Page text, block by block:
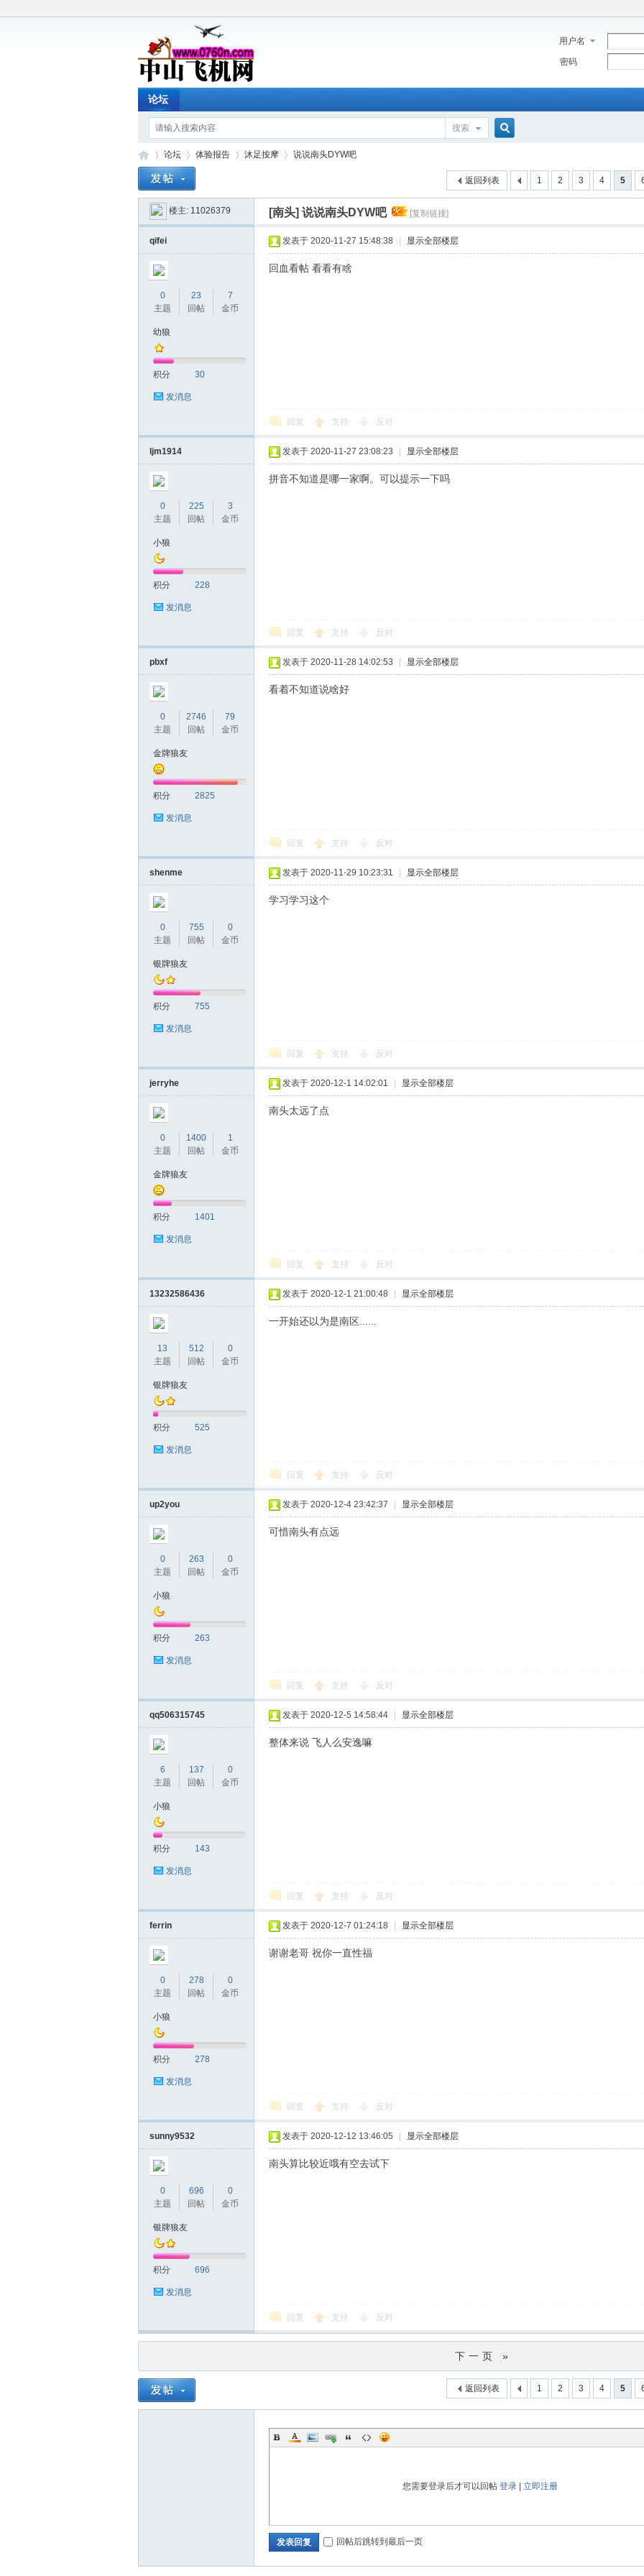
用户名
密码
论坛
搜索
机
»
论坛
›
体验报告 沐足按摩
›
说说南头DYW吧
1 2 3 4 5
返回列表
楼主: 11026379 [南头] 说说南头DYW吧 [复制链接]
qifei
0
主题
23
回帖
7
金币
幼狼
积分 30
发消息
发表于 2020-11-27 15:48:38 显示全部楼层
回血看帖 看看有啥
回复 支持 反对
ljm1914
0
主题
225
回帖
3
金币
小狼
积分 228
发消息
发表于 2020-11-27 23:08:23 显示全部楼层
拼音不知道是哪一家啊。可以提示一下吗
回复 支持 反对
pbxf
0
主题
2746
回帖
79
金币
金牌狼友
积分 2825
发消息
发表于 2020-11-28 14:02:53 显示全部楼层
看着不知道说啥好
回复 支持 反对
shenme
0
主题
755
回帖
0
金币
银牌狼友
积分 755
发消息
发表于 2020-11-29 10:23:31 显示全部楼层
学习学习这个
回复 支持 反对
jerryhe
0
主题
1400
回帖
1
金币
金牌狼友
积分 1401
发消息
发表于 2020-12-1 14:02:01 显示全部楼层
南头太远了点
回复 支持 反对
13232586436
13
主题
512
回帖
0
金币
银牌狼友
积分 525
发消息
发表于 2020-12-1 21:00:48 显示全部楼层
一开始还以为是南区......
回复 支持 反对
up2you
0
主题
263
回帖
0
金币
小狼
积分 263
发消息
发表于 2020-12-4 23:42:37 显示全部楼层
可惜南头有点远
回复 支持 反对
qq506315745
6
主题
137
回帖
0
金币
小狼
积分 143
发消息
发表于 2020-12-5 14:58:44 显示全部楼层
整体来说 飞人么安逸嘛
回复 支持 反对
ferrin
0
主题
278
回帖
0
金币
小狼
积分 278
发消息
发表于 2020-12-7 01:24:18 显示全部楼层
谢谢老哥 祝你一直性福
回复 支持 反对
sunny9532
0
主题
696
回帖
0
金币
银牌狼友
积分 696
发消息
发表于 2020-12-12 13:46:05 显示全部楼层
南头算比较近哦有空去试下
回复 支持 反对
下一页 »
1 2 3 4 5
返回列表
您需要登录后才可以回帖 登录| 立即注册
发表回复 回帖后跳转到最后一页